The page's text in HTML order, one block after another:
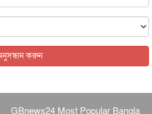
৬ আগস্ট, ২০২৬
অনুসন্ধান করুন
GBnews24 Most Popular Bangla